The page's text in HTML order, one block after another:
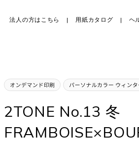
法人の方はこちら 用紙カタログ ヘ
2TONE No.13 冬